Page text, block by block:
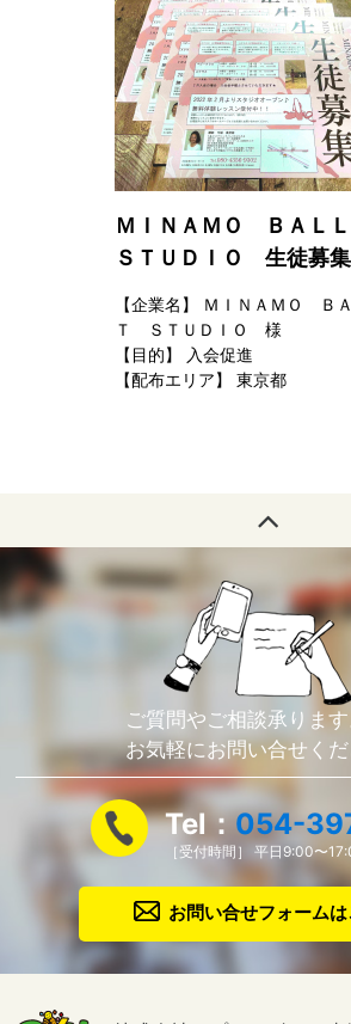
ＭＩＮＡＭＯ ＢＡＬ
ＳＴＵＤＩＯ 生徒募
【企業名】
ＭＩＮＡＭＯ Ｂ
Ｔ ＳＴＵＤＩＯ 様
【目的】
入会促進
【配布エリア】
東京都
ご質問やご相談承ります
お気軽にお問い合せくだ
Tel：054-
［受付時間］ 平日9:00〜
お問い合せフォーム